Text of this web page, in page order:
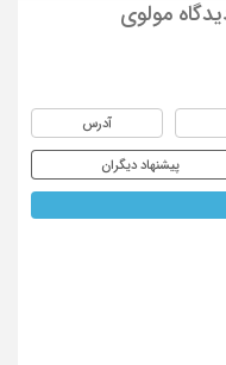
مولوی
آدرس
پیشنهاد دیگران